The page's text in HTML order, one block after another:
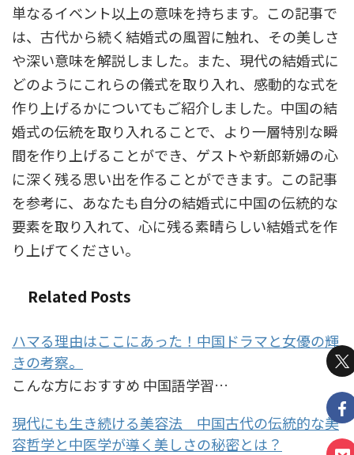
単なるイベント以上の意味を持ちます。この記事で
は、古代から続く結婚式の風習に触れ、その美しさ
や深い意味を解説しました。また、現代の結婚式に
どのようにこれらの儀式を取り入れ、感動的な式を
作り上げるかについてもご紹介しました。中国の結
婚式の伝統を取り入れることで、より一層特別な瞬
間を作り上げることができ、ゲストや新郎新婦の心
に深く残る思い出を作ることができます。この記事
を参考に、あなたも自分の結婚式に中国の伝統的な
要素を取り入れて、心に残る素晴らしい結婚式を作
り上げてください。
Related Posts
ハマる理由はここにあった！中国ドラマと女優の輝
きの考察。
こんな方におすすめ 中国語学習…
現代にも生き続ける美容法 中国古代の伝統的な美
容哲学と中医学が導く美しさの秘密とは？